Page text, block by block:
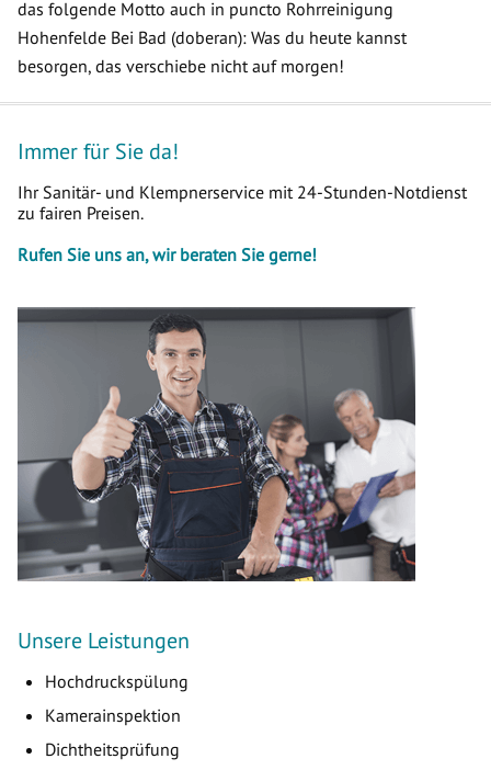
das folgende Motto auch in puncto Rohrreinigung
Hohenfelde Bei Bad (doberan): Was du heute kannst
besorgen, das verschiebe nicht auf morgen!
Immer für Sie da!
Ihr Sanitär- und Klempnerservice mit 24-Stunden-Notdienst
zu fairen Preisen.
Rufen Sie uns an, wir beraten Sie gerne!
Unsere Leistungen
Hochdruckspülung
Kamerainspektion
Dichtheitsprüfung